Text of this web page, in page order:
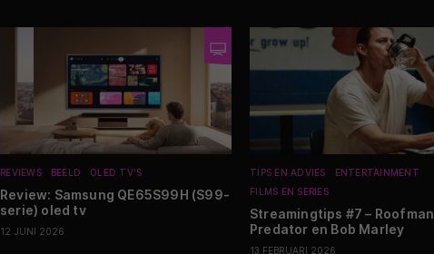
REVIEWS BEELD OLED TV'S
Review: Samsung QE65S99H (S99-
serie) oled tv
12 JUNI 2026
TIPS EN ADVIES
ENTERTAINMENT
FILMS EN SERIES
Streamingtips #7 – Roofman,
Predator en Bob Marley
13 FEBRUARI 2026